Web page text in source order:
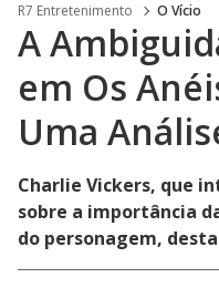
R7 Entretenimento O Vício
A
em Os
Uma
Charlie Vickers, que
sobre a importância
do personagem,